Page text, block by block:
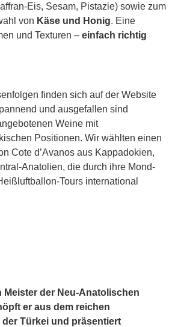
Eis, Sesam, Pistazie) sowie zum
von Käse und Honig. Eine
und Texturen – einfach richtig
finden sich auf der Website
und ausgefallen sind
Weine mit
Positionen. Wir wählten einen
Cote d’Avanos aus Kappadokien,
Anatolien, die durch ihre Mond-
Tours international
Meister der Neu-Anatolischen
er aus dem reichen
Türkei und präsentiert